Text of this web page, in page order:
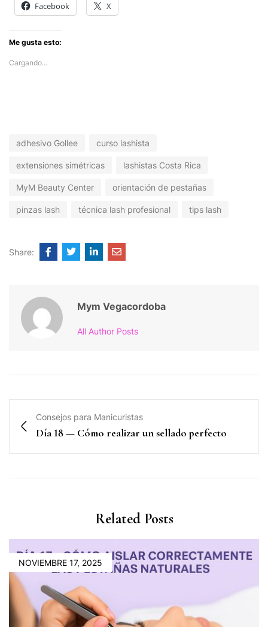
Facebook X
Me gusta esto:
Cargando...
adhesivo Gollee curso lashista
extensiones simétricas lashistas Costa Rica
MyM Beauty Center orientación de pestañas
pinzas lash técnica lash profesional tips lash
Share:
Mym Vegacordoba
All Author Posts
Consejos para Manicuristas
Día 18 — Cómo realizar un sellado perfecto
Related Posts
NOVIEMBRE 17, 2025